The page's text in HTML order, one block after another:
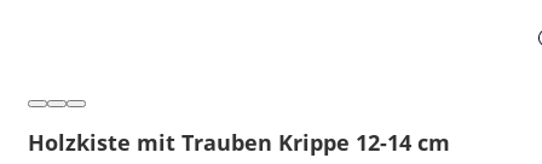
Holzkiste mit Trauben Krippe 12-14 cm